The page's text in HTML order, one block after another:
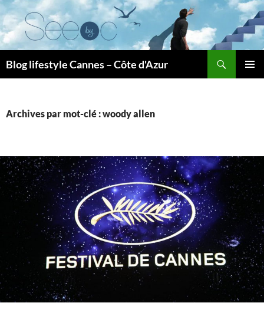
Blog lifestyle Cannes – Côte d'Azur
Archives par mot-clé : woody allen